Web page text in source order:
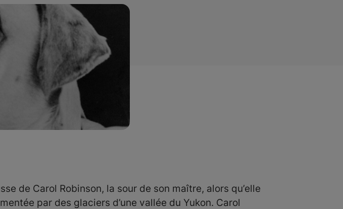
de Carol Robinson, la sour de son maître, alors qu’elle
par des glaciers d’une vallée du Yukon. Carol